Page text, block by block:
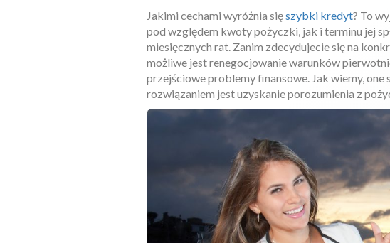
Jakimi cechami wyróżnia sięszybki kredyt? To
pod względem kwoty pożyczki, jak i terminu jej
miesięcznych rat. Zanim zdecydujecie się na
możliwe jest renegocjowanie warunków
przejściowe problemy finansowe. Jak wiemy,
rozwiązaniem jest uzyskanie porozumienia z